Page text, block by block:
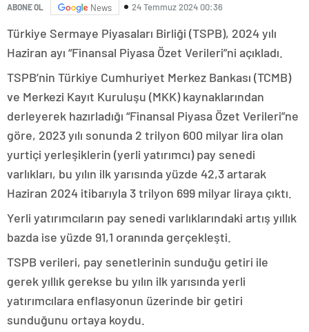
ABONE OL News 24 Temmuz 2024 00:36
Türkiye Sermaye Piyasaları Birliği (TSPB), 2024 yılı
Haziran ayı “Finansal Piyasa Özet Verileri”ni açıkladı.
TSPB’nin Türkiye Cumhuriyet Merkez Bankası (TCMB)
ve Merkezi Kayıt Kuruluşu (MKK) kaynaklarından
derleyerek hazırladığı “Finansal Piyasa Özet Verileri”ne
göre, 2023 yılı sonunda 2 trilyon 600 milyar lira olan
yurtiçi yerleşiklerin (yerli yatırımcı) pay senedi
varlıkları, bu yılın ilk yarısında yüzde 42,3 artarak
Haziran 2024 itibarıyla 3 trilyon 699 milyar liraya çıktı.
Yerli yatırımcıların pay senedi varlıklarındaki artış yıllık
bazda ise yüzde 91,1 oranında gerçekleşti.
TSPB verileri, pay senetlerinin sunduğu getiri ile
gerek yıllık gerekse bu yılın ilk yarısında yerli
yatırımcılara enflasyonun üzerinde bir getiri
sunduğunu ortaya koydu.